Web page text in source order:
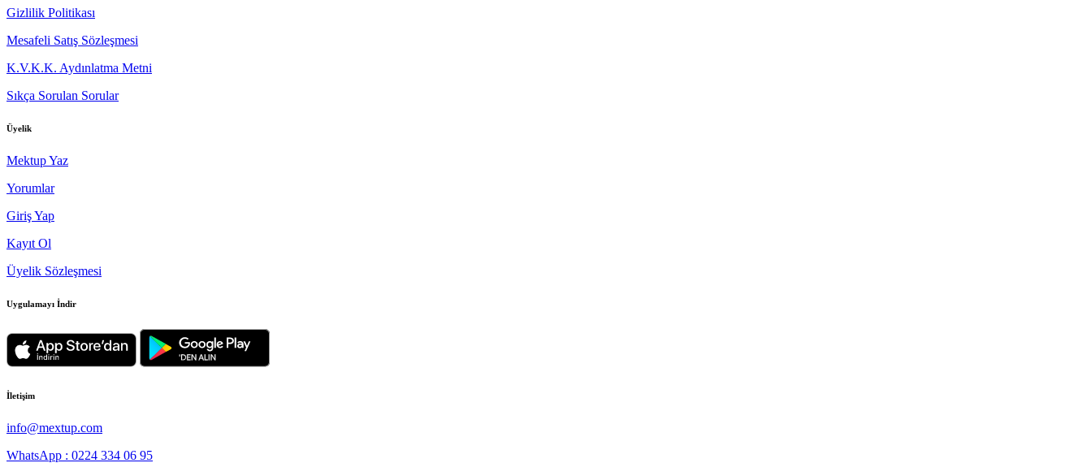
Gizlilik Politikası
Mesafeli Satış Sözleşmesi
K.V.K.K. Aydınlatma Metni
Sıkça Sorulan Sorular
Üyelik
Mektup Yaz
Yorumlar
Giriş Yap
Kayıt Ol
Üyelik Sözleşmesi
Uygulamayı İndir
İletişim
info@mextup.com
WhatsApp : 0224 334 06 95